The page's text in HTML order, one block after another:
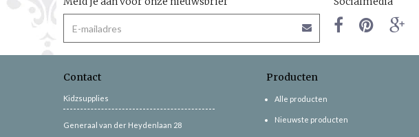
Contact
Kidzsupplies
Generaal van der Heydenlaan 28
Producten
Alle producten
Nieuwste producten